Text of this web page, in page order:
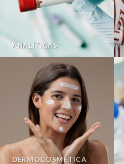
ANALÍTICAS
DERMOCOSMÉTICA